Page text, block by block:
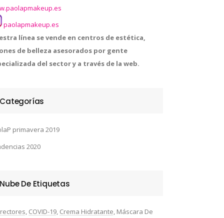
paolapmakeup.es
línea se vende en centros de estética,
de belleza asesorados por gente
del sector y a través de la web.
Categorías
primavera 2019
2020
Nube De Etiquetas
COVID-19 Crema Hidratante Máscara De